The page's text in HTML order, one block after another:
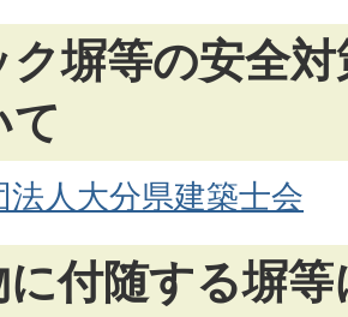
塀等の安全
て
法人大分県建築士会
付随する塀